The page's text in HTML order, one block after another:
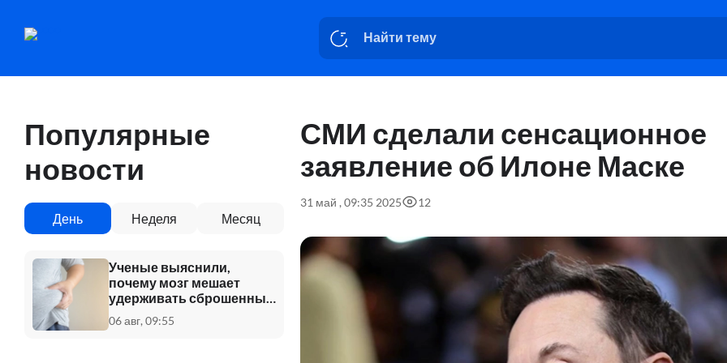
Популярные
новости
День Неделя Месяц
Ученые выяснили,
почему мозг мешает
удерживать сброшенный
вес
06 авг, 09:55
СМИ сделали сенсационное
заявление об Илоне Маске
31 май , 09:35 2025 12